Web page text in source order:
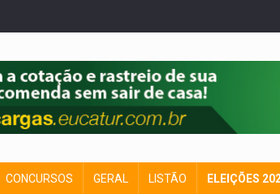
CONCURSOS GERAL LISTÃO ELEIÇÕES